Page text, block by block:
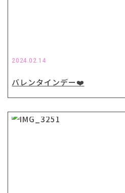
2024.02.14
バレンタインデー❤️